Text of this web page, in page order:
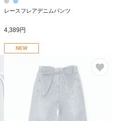
レースフレアデニムパンツ
4,389円
NEW